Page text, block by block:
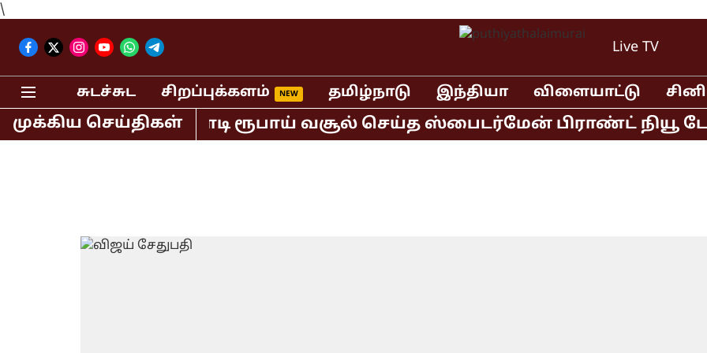
\
Live TV
சுடச்சுட சிறப்புக்களம் தமிழ்நாடு இந்தியா விளையாட்டு
முக்கிய செய்திகள்
மட்டும் 400 கோடி ரூபாய் வசூல் செய்த ஸ்பைடர்மேன் பிராண்ட் நியூ டே